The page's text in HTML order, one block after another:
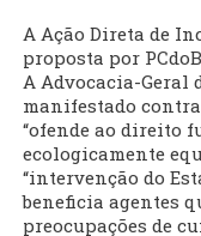
A Ação Direta de
proposta por
A Advocacia-Geral
manifestado
“ofende ao direito
ecologicamente
“intervenção do
beneficia agentes
preocupações de